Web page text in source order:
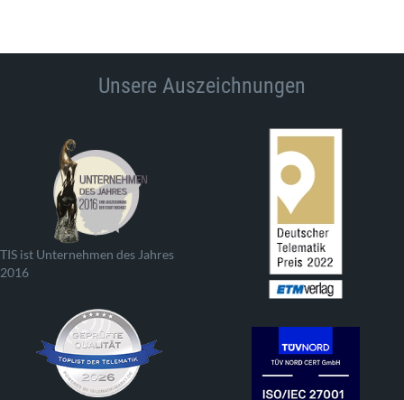
Unsere Auszeichnungen
TIS ist Unternehmen des Jahres
2016